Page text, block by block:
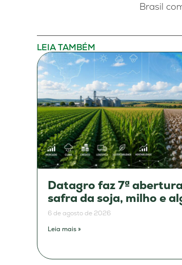
Brasil
LEIA TAMBÉM
Datagro faz 7ª
safra da soja, milho e
6 de agosto de 2026
Leia mais »